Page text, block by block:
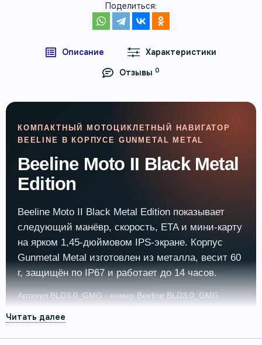
Поделиться:
Описание
Характеристики
Отзывы 0
КОМПАКТНЫЙ МОТОЦИКЛЕТНЫЙ НАВИГАТОР
BEELINE В КОРПУСЕ GUNMETAL METAL
Beeline Moto II Black Metal
Edition
Beeline Moto II Black Metal Edition показывает
следующий манёвр, скорость, ETA и мини‑карту
на ярком 1,45‑дюймовом IPS‑экране. Корпус
Gunmetal Metal изготовлен из металла, весит 60
г, защищён по IP67 и работает до 14 часов.
Артикул BLD3.0_GMG · номер Beeline BLD3.0_GMG